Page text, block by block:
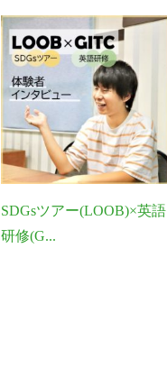
SDGsツアー(LOOB)×英語
研修(G...